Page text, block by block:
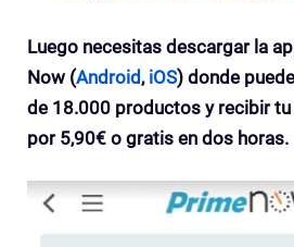
Luego necesitas descargar la
Now (Android, iOS) donde
de 18.000 productos y recibir tu
por 5,90€ o gratis en dos horas.